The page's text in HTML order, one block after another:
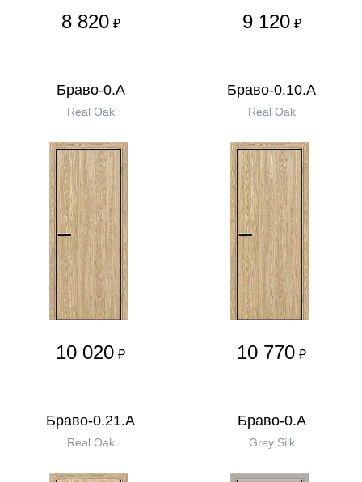
8 820 ₽ 9 120 ₽
Браво-0.А
Real Oak
10 020 ₽
Браво-0.10.А
Real Oak
10 770 ₽
Браво-0.21.А
Real Oak
Браво-0.А
Grey Silk